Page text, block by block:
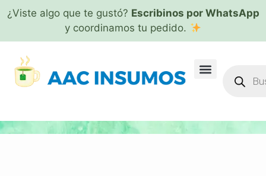
¿Viste algo que te gustó? Escribinos por WhatsApp
y coordinamos tu pedido.